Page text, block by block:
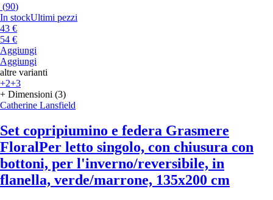
(90)
In stockUltimi pezzi
43 €
54 €
Aggiungi
Aggiungi
altre varianti
+2+3
+ Dimensioni (3)
Catherine Lansfield
Set copripiumino e federa Grasmere
FloralPer letto singolo, con chiusura con
bottoni, per l'inverno/reversibile, in
flanella, verde/marrone, 135x200 cm